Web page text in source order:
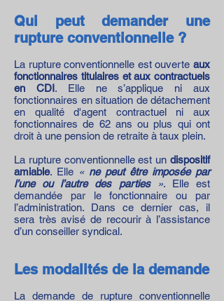
Qui peut demander une
rupture conventionnelle ?
La rupture conventionnelle est ouverte aux
fonctionnaires titulaires et aux contractuels
en CDI. Elle ne s’applique ni aux
fonctionnaires en situation de détachement
en qualité d'agent contractuel ni aux
fonctionnaires de 62 ans ou plus qui ont
droit à une pension de retraite à taux plein.
La rupture conventionnelle est un dispositif
amiable. Elle « ne peut être imposée par
l’une ou l’autre des parties». Elle est
demandée par le fonctionnaire ou par
l’administration. Dans ce dernier cas, il
sera très avisé de recourir à l’assistance
d’un conseiller syndical.
Les modalités de la demande
La demande de rupture conventionnelle